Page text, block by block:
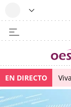
EN DIRECTO